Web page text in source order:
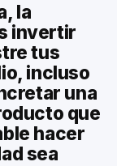
la
invertir
tus
incluso
una
que
hacer
sea